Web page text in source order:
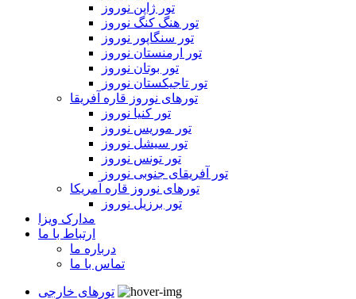
تور ژاپن نوروز
تور هنگ کنگ نوروز
تور سنگاپور نوروز
تور ارمنستان نوروز
تور بوتان نوروز
تور تاجیکستان نوروز
تورهای نوروز قاره آفریقا
تور کنیا نوروز
تور موریس نوروز
تور سیشل نوروز
تور تونس نوروز
تور آفریقای جنوبی نوروز
تورهای نوروز قاره آمریکا
تور برزیل نوروز
مدارک ویزا
ارتباط با ما
درباره ما
تماس با ما
تورهای خارجی